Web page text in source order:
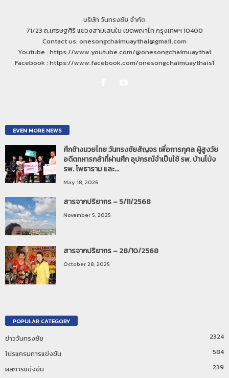
บริษัท วันทรงชัย จำกัด
71/23 ถ.เศรษฐศิริ แขวงสามเสนใน เขตพญาไท กรุงเทพฯ 10400
Contact us: onesongchaimuaythai@gmail.com
Youtube : https://www.youtube.com/@onesongchaimuaythai
Facebook : https://www.facebook.com/onesongchaimuaythais1
EVEN MORE NEWS
ศึกช้างมวยไทย วันทรงชัยสัญจร เพื่อการกุศล ผู้สูงวัย
อดีตทหารกล้าที่ผ่านศึก อุปกรณ์จำเป็นใช้ รพ. บ้านโป่ง
รพ. โพธาราม และ...
May 18, 2026
สารจากปริยากร – 5/11/2568
November 5, 2025
สารจากปริยากร – 28/10/2568
October 28, 2025
POPULAR CATEGORY
ข่าววันทรงชัย
2324
โปรแกรมการแข่งขัน
584
ผลการแข่งขัน
239